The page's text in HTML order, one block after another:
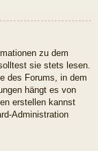
zu dem
sie stets lesen.
des Forums, in dem
hängt es von
erstellen kannst
Administration